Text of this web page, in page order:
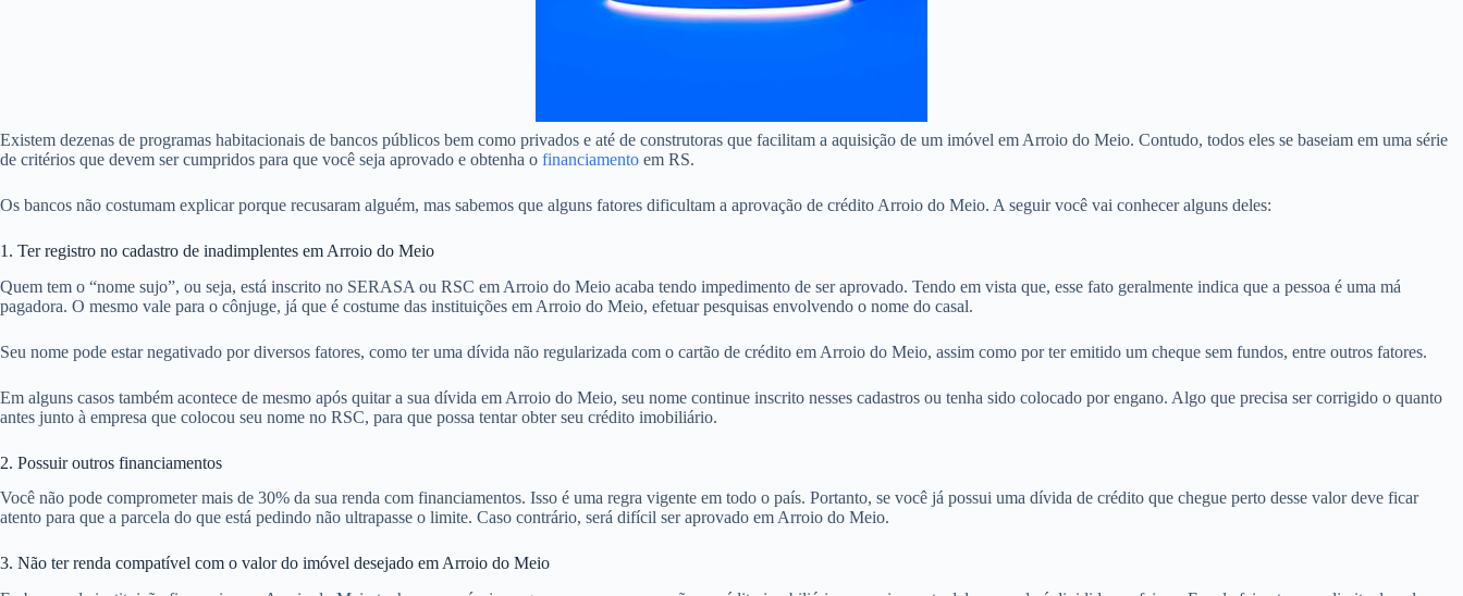
Existem dezenas de programas habitacionais de bancos públicos bem como privados e até de construtoras que facilitam a aquisição de um imóvel em Arroio do Meio. Contudo, todos eles se baseiam em uma série
de critérios que devem ser cumpridos para que você seja aprovado e obtenha o financiamento em RS.
Os bancos não costumam explicar porque recusaram alguém, mas sabemos que alguns fatores dificultam a aprovação de crédito Arroio do Meio. A seguir você vai conhecer alguns deles:
1. Ter registro no cadastro de inadimplentes em Arroio do Meio
Quem tem o “nome sujo”, ou seja, está inscrito no SERASA ou RSC em Arroio do Meio acaba tendo impedimento de ser aprovado. Tendo em vista que, esse fato geralmente indica que a pessoa é uma má
pagadora. O mesmo vale para o cônjuge, já que é costume das instituições em Arroio do Meio, efetuar pesquisas envolvendo o nome do casal.
Seu nome pode estar negativado por diversos fatores, como ter uma dívida não regularizada com o cartão de crédito em Arroio do Meio, assim como por ter emitido um cheque sem fundos, entre outros fatores.
Em alguns casos também acontece de mesmo após quitar a sua dívida em Arroio do Meio, seu nome continue inscrito nesses cadastros ou tenha sido colocado por engano. Algo que precisa ser corrigido o quanto
antes junto à empresa que colocou seu nome no RSC, para que possa tentar obter seu crédito imobiliário.
2. Possuir outros financiamentos
Você não pode comprometer mais de 30% da sua renda com financiamentos. Isso é uma regra vigente em todo o país. Portanto, se você já possui uma dívida de crédito que chegue perto desse valor deve ficar
atento para que a parcela do que está pedindo não ultrapasse o limite. Caso contrário, será difícil ser aprovado em Arroio do Meio.
3. Não ter renda compatível com o valor do imóvel desejado em Arroio do Meio